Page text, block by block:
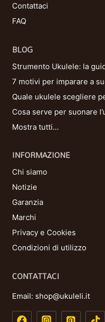
Contattaci
FAQ
BLOG
Strumento Ukulele: la
7 motivi per imparare a
Quale ukulele scegliere
Cosa serve per suonare
Mostra tutti…
INFORMAZIONE
Chi siamo
Notizie
Garanzia
Marchi
Privacy e Cookies
Condizioni di utilizzo
CONTATTACI
Email: shop@ukuleli.it